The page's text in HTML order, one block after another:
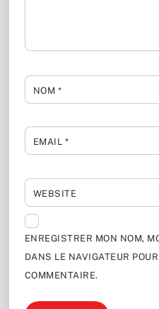
NOM *
EMAIL *
WEBSITE
ENREGISTRER MON NOM,
DANS LE NAVIGATEUR
COMMENTAIRE.